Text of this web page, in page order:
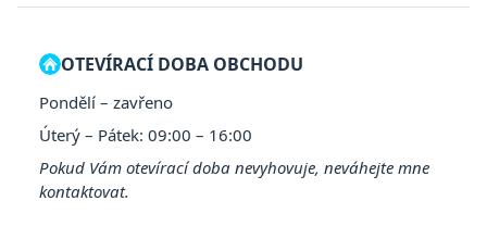
OTEVÍRACÍ DOBA OBCHODU
Pondělí – zavřeno
Úterý – Pátek: 09:00 – 16:00
Pokud Vám otevírací doba nevyhovuje, neváhejte mne
kontaktovat.